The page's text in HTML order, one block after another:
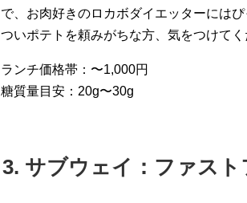
で、お肉好きのロカボダイエッターには
ついポテトを頼みがちな方、気をつけてく
ランチ価格帯：〜1,000円
糖質量目安：20g〜30g
3. サブウェイ：ファス